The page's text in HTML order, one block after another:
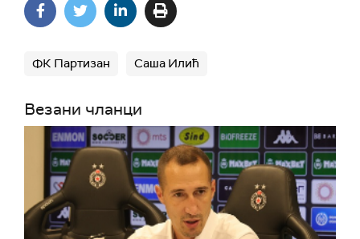
ФК Партизан Саша Илић
Везани чланци